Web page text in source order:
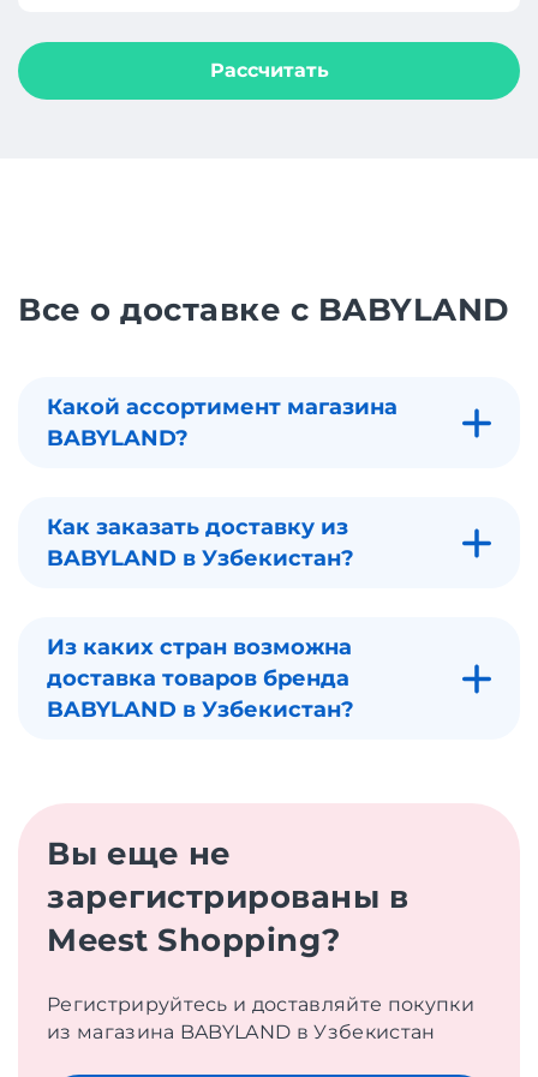
Рассчитать
Все о доставке с BABYLAND
Какой ассортимент магазина
BABYLAND?
Как заказать доставку из
BABYLAND в Узбекистан?
Из каких стран возможна
доставка товаров бренда
BABYLAND в Узбекистан?
Вы еще не
зарегистрированы в
Meest Shopping?
Регистрируйтесь и доставляйте покупки
из магазина BABYLAND в Узбекистан